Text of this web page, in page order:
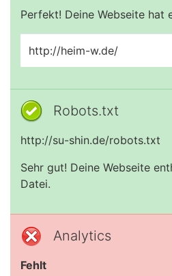
Perfekt! Deine Webseite hat
http://heim-w.de/
Robots.txt
http://su-shin.de/robots.txt
Sehr gut! Deine Webseite
Datei.
Analytics
Fehlt